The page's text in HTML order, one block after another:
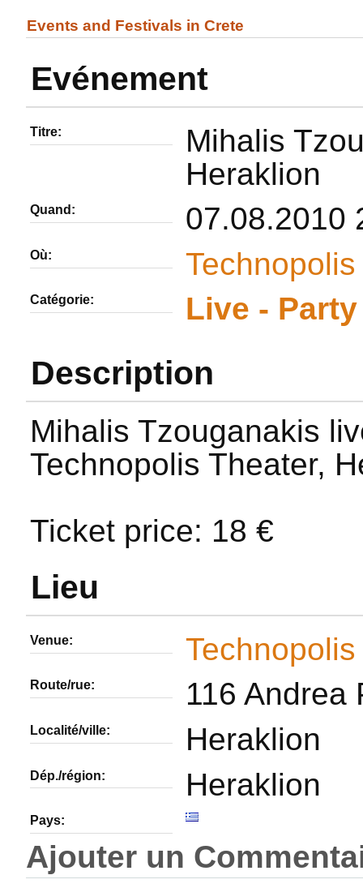
Events and Festivals in Crete
Evénement
Titre:
Mihalis
Heraklion
Quand: 07.08.2010
Où: Technopolis
Catégorie: Live - Party
Description
Mihalis Tzouganakis
Technopolis Theater,
Ticket price: 18 €
Lieu
Venue: Technopolis
Route/rue: 116 Andrea
Localité/ville: Heraklion
Dép./région: Heraklion
Pays:
Ajouter un